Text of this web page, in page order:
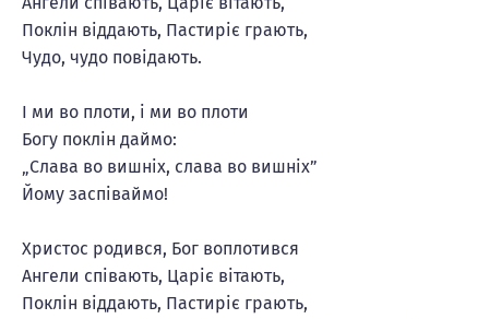
Поклін віддають, Пастиріє грають,
Чудо, чудо повідають.
І ми во плоти, і ми во плоти
Богу поклін даймо:
„Слава во вишніх, слава во вишніх”
Йому заспіваймо!
Христос родився, Бог воплотився
Ангели співають, Царіє вітають,
Поклін віддають, Пастиріє грають,